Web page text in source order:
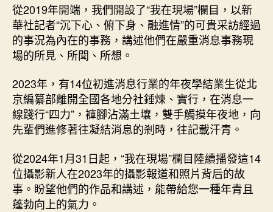
｜
壯
美
的
一
年
五
彩
查
包
養
從2019年開端，我們開設了“我在現場”欄目，以新
華社記者“沉下心、俯下身、融進情”的可貴采訪經過
的事況為內在的事務，講述他們在嚴重消息事務現
場的所見、所聞、所想。
2023年，有14位初進消息行業的年夜學結業生從北
京編纂部離開全國各地分社錘煉、實行，在消息一
線踐行“四力”，褲腳沾滿土壤，雙手觸摸年夜地，向
先輩們進修著往凝結消息的剎時，往記載汗青。
從2024年1月31日起，“我在現場”欄目陸續播發這14
位攝影新人在2023年的攝影報道和照片背后的故
事。盼望他們的作品和講述，能帶給您一種年青且
蓬勃向上的氣力。